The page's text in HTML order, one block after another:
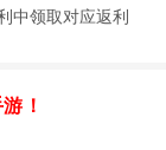
中领取对应返利
！